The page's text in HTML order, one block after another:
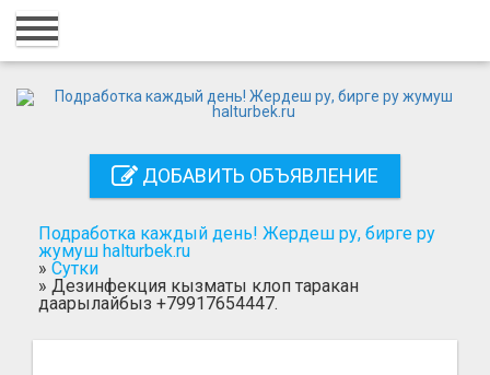
Главная
Контакты
Добавить объявление
Поиск
ДОБАВИТЬ ОБЪЯВЛЕНИЕ
Подработка каждый день! Жердеш ру, бирге ру
жумуш halturbek.ru
» Сутки
» Дезинфекция кызматы клоп таракан
даарылайбыз +79917654447.